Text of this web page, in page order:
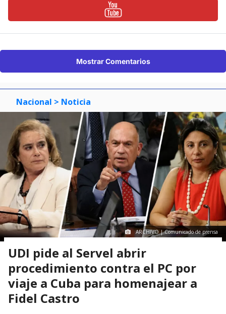
Mostrar Comentarios
Nacional > Noticia
ARCHIVO | Comunicado de prensa
UDI pide al Servel abrir
procedimiento contra el PC por
viaje a Cuba para homenajear a
Fidel Castro